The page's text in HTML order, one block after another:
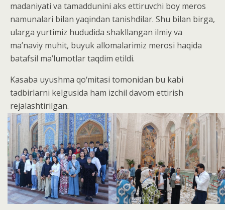
madaniyati va tamaddunini aks ettiruvchi boy meros
namunalari bilan yaqindan tanishdilar. Shu bilan birga,
ularga yurtimiz hududida shakllangan ilmiy va
ma’naviy muhit, buyuk allomalarimiz merosi haqida
batafsil ma’lumotlar taqdim etildi.
Kasaba uyushma qo‘mitasi tomonidan bu kabi
tadbirlarni kelgusida ham izchil davom ettirish
rejalashtirilgan.